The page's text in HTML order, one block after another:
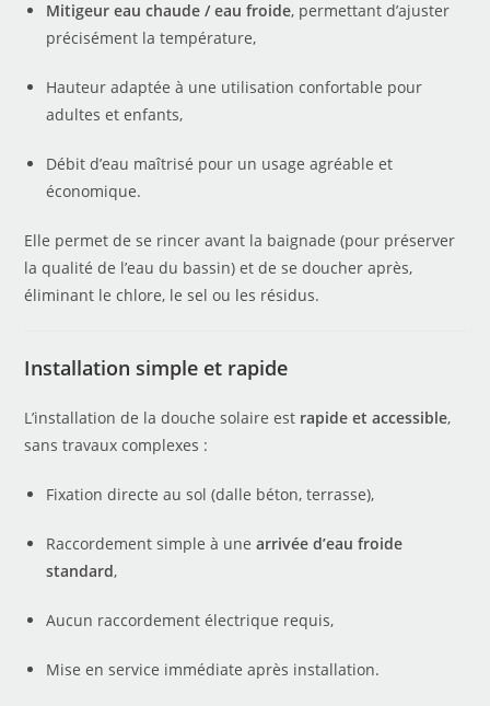
Mitigeur eau chaude / eau froide, permettant d’ajuster
précisément la température,
Hauteur adaptée à une utilisation confortable pour
adultes et enfants,
Débit d’eau maîtrisé pour un usage agréable et
économique.
Elle permet de se rincer avant la baignade (pour préserver
la qualité de l’eau du bassin) et de se doucher après,
éliminant le chlore, le sel ou les résidus.
Installation simple et rapide
L’installation de la douche solaire est rapide et accessible,
sans travaux complexes :
Fixation directe au sol (dalle béton, terrasse),
Raccordement simple à unearrivée d’eau froide
standard,
Aucun raccordement électrique requis,
Mise en service immédiate après installation.